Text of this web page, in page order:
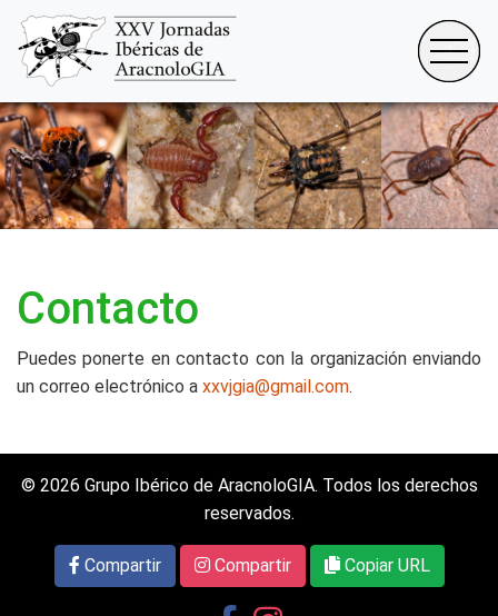
Contacto
Puedes ponerte en contacto con la organización enviando
un correo electrónico a xxvjgia@gmail.com.
© 2026 Grupo Ibérico de AracnoloGIA. Todos los derechos
reservados.
Compartir Compartir Copiar URL